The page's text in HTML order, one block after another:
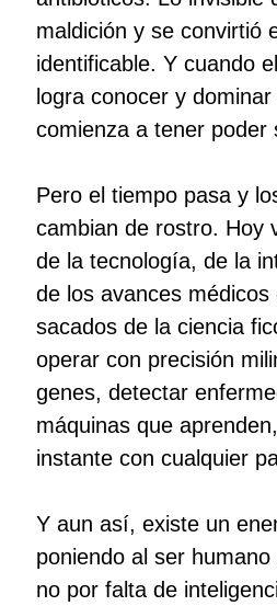
maldición y se convirtió
identificable. Y cuando
logra conocer y
comienza a tener poder
Pero el tiempo pasa y
cambian de rostro. Hoy
de la tecnología, de la
de los avances médicos
sacados de la ciencia
operar con precisión
genes, detectar
máquinas que
instante con cualquier
Y aun así, existe un
poniendo al ser
no por falta de